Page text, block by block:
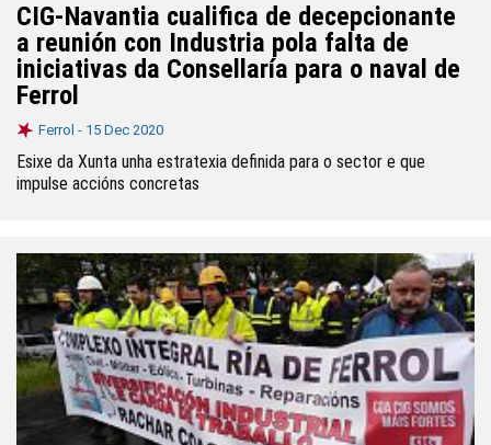
CIG-Navantia cualifica de decepcionante
a reunión con Industria pola falta de
iniciativas da Consellaría para o naval de
Ferrol
Ferrol - 15 Dec 2020
Esixe da Xunta unha estratexia definida para o sector e que
impulse accións concretas